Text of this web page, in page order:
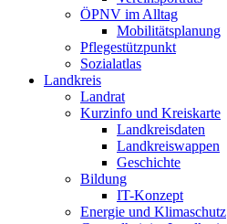
ÖPNV im Alltag
Mobilitätsplanung
Pflegestützpunkt
Sozialatlas
Landkreis
Landrat
Kurzinfo und Kreiskarte
Landkreisdaten
Landkreiswappen
Geschichte
Bildung
IT-Konzept
Energie und Klimaschutz